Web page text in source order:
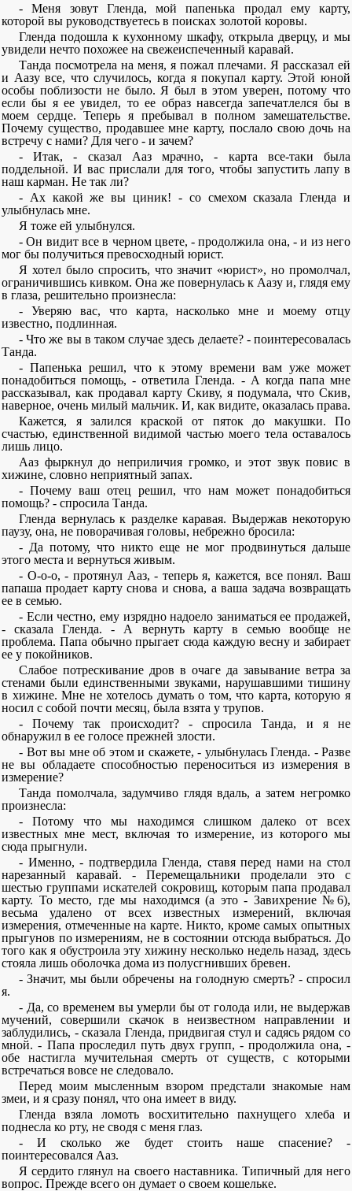
- Меня зовут Гленда, мой папенька продал ему карту,
которой вы руководствуетесь в поисках золотой коровы.
Гленда подошла к кухонному шкафу, открыла дверцу, и мы
увидели нечто похожее на свежеиспеченный каравай.
Танда посмотрела на меня, я пожал плечами. Я рассказал ей
и Аазу все, что случилось, когда я покупал карту. Этой юной
особы поблизости не было. Я был в этом уверен, потому что
если бы я ее увидел, то ее образ навсегда запечатлелся бы в
моем сердце. Теперь я пребывал в полном замешательстве.
Почему существо, продавшее мне карту, послало свою дочь на
встречу с нами? Для чего - и зачем?
- Итак, - сказал Ааз мрачно, - карта все-таки была
поддельной. И вас прислали для того, чтобы запустить лапу в
наш карман. Не так ли?
- Ах какой же вы циник! - со смехом сказала Гленда и
улыбнулась мне.
Я тоже ей улыбнулся.
- Он видит все в черном цвете, - продолжила она, - и из него
мог бы получиться превосходный юрист.
Я хотел было спросить, что значит «юрист», но промолчал,
ограничившись кивком. Она же повернулась к Аазу и, глядя ему
в глаза, решительно произнесла:
- Уверяю вас, что карта, насколько мне и моему отцу
известно, подлинная.
- Что же вы в таком случае здесь делаете? - поинтересовалась
Танда.
- Папенька решил, что к этому времени вам уже может
понадобиться помощь, - ответила Гленда. - А когда папа мне
рассказывал, как продавал карту Скиву, я подумала, что Скив,
наверное, очень милый мальчик. И, как видите, оказалась права.
Кажется, я залился краской от пяток до макушки. По
счастью, единственной видимой частью моего тела оставалось
лишь лицо.
Ааз фыркнул до неприличия громко, и этот звук повис в
хижине, словно неприятный запах.
- Почему ваш отец решил, что нам может понадобиться
помощь? - спросила Танда.
Гленда вернулась к разделке каравая. Выдержав некоторую
паузу, она, не поворачивая головы, небрежно бросила:
- Да потому, что никто еще не мог продвинуться дальше
этого места и вернуться живым.
- О-о-о, - протянул Ааз, - теперь я, кажется, все понял. Ваш
папаша продает карту снова и снова, а ваша задача возвращать
ее в семью.
- Если честно, ему изрядно надоело заниматься ее продажей,
- сказала Гленда. - А вернуть карту в семью вообще не
проблема. Папа обычно прыгает сюда каждую весну и забирает
ее у покойников.
Слабое потрескивание дров в очаге да завывание ветра за
стенами были единственными звуками, нарушавшими тишину
в хижине. Мне не хотелось думать о том, что карта, которую я
носил с собой почти месяц, была взята у трупов.
- Почему так происходит? - спросила Танда, и я не
обнаружил в ее голосе прежней злости.
- Вот вы мне об этом и скажете, - улыбнулась Гленда. - Разве
не вы обладаете способностью переноситься из измерения в
измерение?
Танда помолчала, задумчиво глядя вдаль, а затем негромко
произнесла:
- Потому что мы находимся слишком далеко от всех
известных мне мест, включая то измерение, из которого мы
сюда прыгнули.
- Именно, - подтвердила Гленда, ставя перед нами на стол
нарезанный каравай. - Перемещальники проделали это с
шестью группами искателей сокровищ, которым папа продавал
карту. То место, где мы находимся (а это - Завихрение №6),
весьма удалено от всех известных измерений, включая
измерения, отмеченные на карте. Никто, кроме самых опытных
прыгунов по измерениям, не в состоянии отсюда выбраться. До
того как я обустроила эту хижину несколько недель назад, здесь
стояла лишь оболочка дома из полусгнивших бревен.
- Значит, мы были обречены на голодную смерть? - спросил
я.
- Да, со временем вы умерли бы от голода или, не выдержав
мучений, совершили скачок в неизвестном направлении и
заблудились, - сказала Гленда, придвигая стул и садясь рядом со
мной. - Папа проследил путь двух групп, - продолжила она, -
обе настигла мучительная смерть от существ, с которыми
встречаться вовсе не следовало.
Перед моим мысленным взором предстали знакомые нам
змеи, и я сразу понял, что она имеет в виду.
Гленда взяла ломоть восхитительно пахнущего хлеба и
поднесла ко рту, не сводя с меня глаз.
- И сколько же будет стоить наше спасение? -
поинтересовался Ааз.
Я сердито глянул на своего наставника. Типичный для него
вопрос. Прежде всего он думает о своем кошельке.